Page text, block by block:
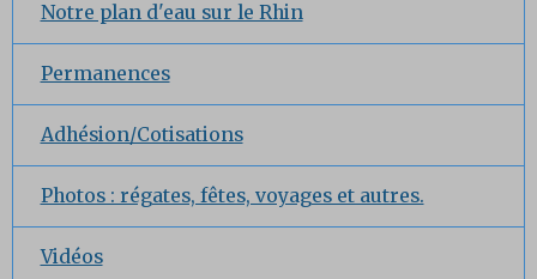
Notre plan d'eau sur le Rhin
Permanences
Adhésion/Cotisations
Photos : régates, fêtes, voyages et autres.
Vidéos